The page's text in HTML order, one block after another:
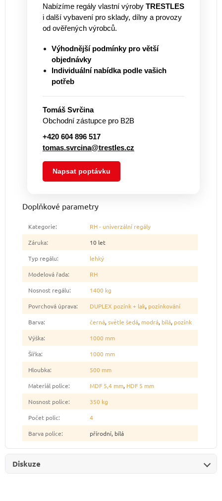
Nabízíme regály vlastní výroby TRESTLES
i další vybavení pro sklady, dílny a provozy
od ověřených výrobců.
Výhodnější podmínky pro větší
objednávky
Individuální nabídka podle vašich
potřeb
Tomáš Svrčina
Obchodní zástupce pro B2B
+420 604 896 517
tomas.svrcina@trestles.cz
Napsat poptávku
Doplňkové parametry
Kategorie:
RH - univerzální regály
Záruka:
10 let
Typ regálu:
lehký
Modelová řada:
RH
Nosnost regálu:
1400 kg
Povrchová úprava: DUPLEX pozink + lak, pozinkování
Barva: černá, světle šedá, modrá, bílá, pozink
Výška:
1000 mm
Šířka:
1000 mm
Hloubka:
500 mm
Materiál police: MDF 5,4 mm, HDF 5 mm
Nosnost police:
350 kg
Počet polic:
4
Barva police: přírodní, bílá
Diskuze